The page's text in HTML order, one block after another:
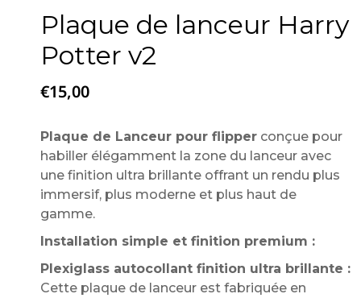
Plaque de lanceur Harry
Potter v2
€15,00
Plaque de Lanceur pour flipper conçue pour
habiller élégamment la zone du lanceur avec
une finition ultra brillante offrant un rendu plus
immersif, plus moderne et plus haut de
gamme.
Installation simple et finition premium :
Plexiglass autocollant finition ultra brillante :
Cette plaque de lanceur est fabriquée en